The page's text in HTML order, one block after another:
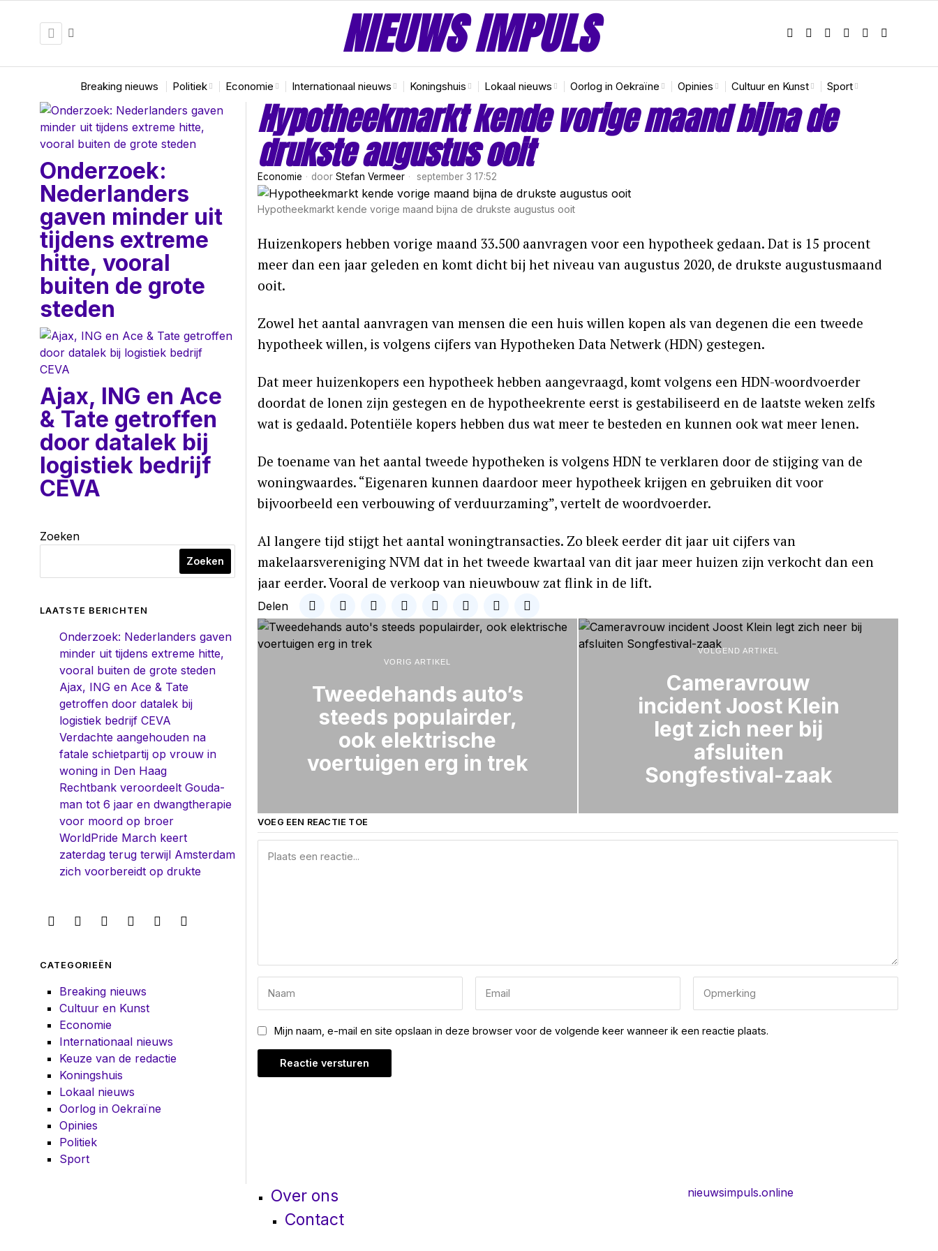
NIEUWS IMPULS
Breaking nieuws Politiek Economie Internationaal nieuws Koningshuis Lokaal nieuws Oorlog in Oekraïne Opinies Cultuur en Kunst Sport
Hypotheekmarkt kende vorige maand bijna de
drukste augustus ooit
Economie door Stefan Vermeer september 3 17:52
Hypotheekmarkt kende vorige maand bijna de drukste augustus ooit
Huizenkopers hebben vorige maand 33.500 aanvragen voor een hypotheek gedaan. Dat is 15 procent
meer dan een jaar geleden en komt dicht bij het niveau van augustus 2020, de drukste augustusmaand
ooit.
Zowel het aantal aanvragen van mensen die een huis willen kopen als van degenen die een tweede
hypotheek willen, is volgens cijfers van Hypotheken Data Netwerk (HDN) gestegen.
Dat meer huizenkopers een hypotheek hebben aangevraagd, komt volgens een HDN-woordvoerder
doordat de lonen zijn gestegen en de hypotheekrente eerst is gestabiliseerd en de laatste weken zelfs
wat is gedaald. Potentiële kopers hebben dus wat meer te besteden en kunnen ook wat meer lenen.
De toename van het aantal tweede hypotheken is volgens HDN te verklaren door de stijging van de
woningwaardes. “Eigenaren kunnen daardoor meer hypotheek krijgen en gebruiken dit voor
bijvoorbeeld een verbouwing of verduurzaming”, vertelt de woordvoerder.
Al langere tijd stijgt het aantal woningtransacties. Zo bleek eerder dit jaar uit cijfers van
makelaarsvereniging NVM dat in het tweede kwartaal van dit jaar meer huizen zijn verkocht dan een
jaar eerder. Vooral de verkoop van nieuwbouw zat flink in de lift.
Delen
VORIG ARTIKEL
Tweedehands auto’s
steeds populairder,
ook elektrische
voertuigen erg in trek
VOLGEND ARTIKEL
Cameravrouw
incident Joost Klein
legt zich neer bij
afsluiten
Songfestival-zaak
VOEG EEN REACTIE TOE
Mijn naam, e-mail en site opslaan in deze browser voor de volgende keer wanneer ik een reactie plaats.
Onderzoek:
Nederlanders
gaven minder uit
tijdens extreme
hitte, vooral
buiten de grote
steden
Ajax, ING en Ace
& Tate getroffen
door datalek bij
logistiek bedrijf
CEVA
Zoeken
Zoeken
LAATSTE BERICHTEN
Onderzoek: Nederlanders gaven
minder uit tijdens extreme hitte,
vooral buiten de grote steden
Ajax, ING en Ace & Tate
getroffen door datalek bij
logistiek bedrijf CEVA
Verdachte aangehouden na
fatale schietpartij op vrouw in
woning in Den Haag
Rechtbank veroordeelt Gouda-
man tot 6 jaar en dwangtherapie
voor moord op broer
WorldPride March keert
zaterdag terug terwijl Amsterdam
zich voorbereidt op drukte
CATEGORIEËN
Breaking nieuws
Cultuur en Kunst
Economie
Internationaal nieuws
Keuze van de redactie
Koningshuis
Lokaal nieuws
Oorlog in Oekraïne
Opinies
Politiek
Sport
Over ons
Contact
nieuwsimpuls.online